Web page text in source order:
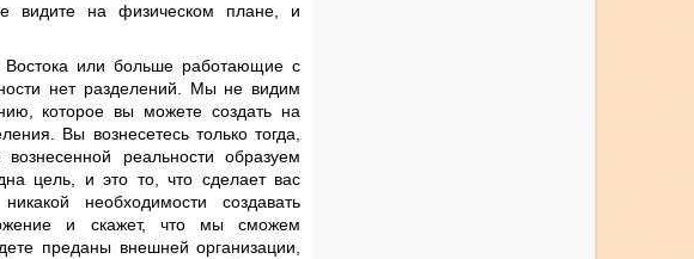
видите на физическом плане, и
или больше работающие с
нет разделений. Мы не видим
которое вы можете создать на
Вы вознесетесь только тогда,
реальности образуем
цель, и это то, что сделает вас
необходимости создавать
и скажет, что мы сможем
преданы внешней организации,